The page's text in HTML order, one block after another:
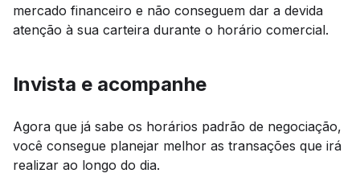
mercado financeiro e não conseguem dar a devida
atenção à sua carteira durante o horário comercial.
Invista e acompanhe
Agora que já sabe os horários padrão de negociação,
você consegue planejar melhor as transações que irá
realizar ao longo do dia.